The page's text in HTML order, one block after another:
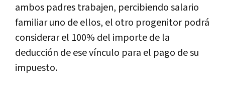
ambos padres trabajen, percibiendo salario
familiar uno de ellos, el otro progenitor podrá
considerar el 100% del importe de la
deducción de ese vínculo para el pago de su
impuesto.